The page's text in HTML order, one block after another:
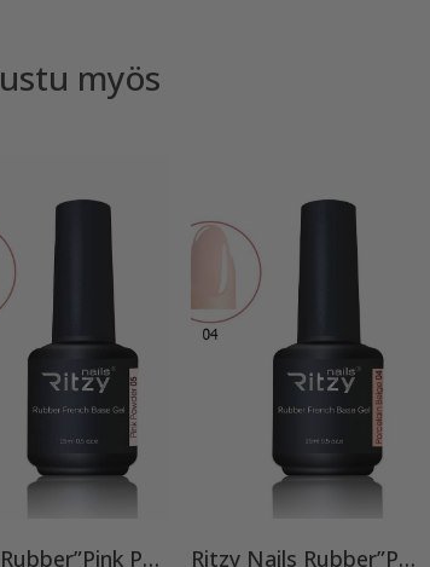
myös
Ritzy Rubber”Pink Powder”05, 15ml, aluslakka TPO vapaa Ritzy Nails Rubber”Porcelain Beige” 04,15ml